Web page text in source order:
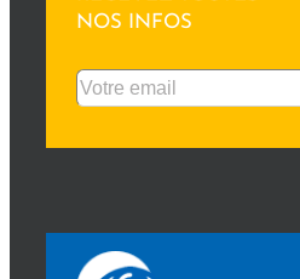
NOS INFOS